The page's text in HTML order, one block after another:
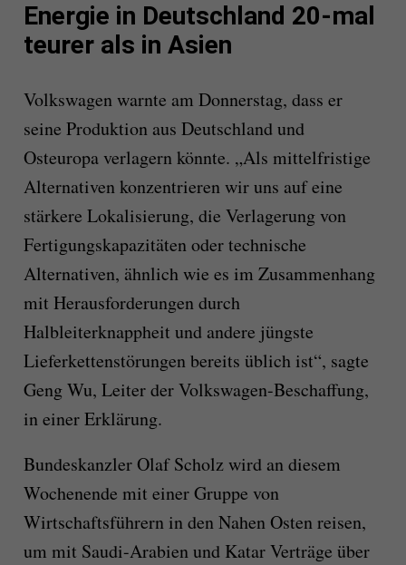
Energie in Deutschland 20-mal
teurer als in Asien
Volkswagen warnte am Donnerstag, dass er
seine Produktion aus Deutschland und
Osteuropa verlagern könnte. „Als mittelfristige
Alternativen konzentrieren wir uns auf eine
stärkere Lokalisierung, die Verlagerung von
Fertigungskapazitäten oder technische
Alternativen, ähnlich wie es im Zusammenhang
mit Herausforderungen durch
Halbleiterknappheit und andere jüngste
Lieferkettenstörungen bereits üblich ist“, sagte
Geng Wu, Leiter der Volkswagen-Beschaffung,
in einer Erklärung.
Bundeskanzler Olaf Scholz wird an diesem
Wochenende mit einer Gruppe von
Wirtschaftsführern in den Nahen Osten reisen,
um mit Saudi-Arabien und Katar Verträge über